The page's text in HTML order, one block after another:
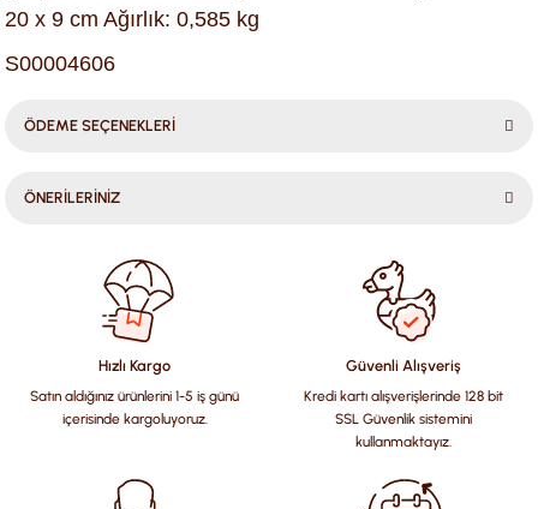
20 x 9 cm Ağırlık: 0,585 kg
S00004606
ÖDEME SEÇENEKLERİ
ÖNERİLERİNİZ
konularda yetersiz gördüğünüz noktaları öneri formunu
kullanarak tarafımıza iletebilirsiniz.
Görüş ve önerileriniz için teşekkür ederiz.
Ürün resmi kalitesiz, bozuk veya görüntülenemiyor.
Ürün açıklamasında eksik bilgiler bulunuyor.
Ürün bilgilerinde hatalar bulunuyor.
Hızlı Kargo
Satın aldığınız ürünlerini 1-5 iş günü
içerisinde kargoluyoruz.
Güvenli Alışveriş
Kredi kartı alışverişlerinde 128 bit
SSL Güvenlik sistemini
kullanmaktayız.